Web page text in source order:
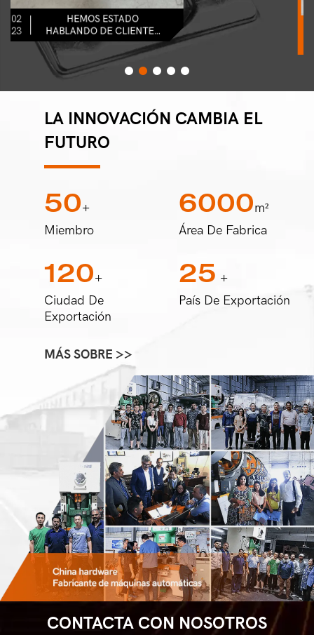
02
23
LOS CLIENTES EN
PAKISTÁN YA SON
NUESTROS ANTIGUOS
CLIENTES, ESTA VEZ
LA INNOVACIÓN CAMBIA EL
FUTURO
50+
Miembro
6000M²
Área De Fabrica
120+
Ciudad De
Exportación
25 +
País De Exportación
MÁS SOBRE >>
CONTACTA CON NOSOTROS